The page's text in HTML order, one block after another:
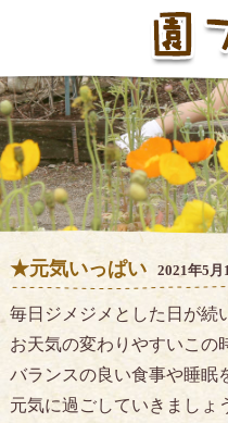
★元気いっぱい 2021年5月
毎日ジメジメとした日が続
お天気の変わりやすいこの
バランスの良い食事や睡眠
元気に過ごしていきましょ